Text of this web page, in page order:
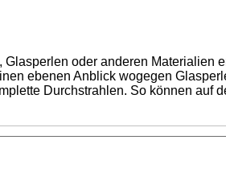
oder anderen Materialien
ebenen Anblick wogegen
Durchstrahlen. So können auf